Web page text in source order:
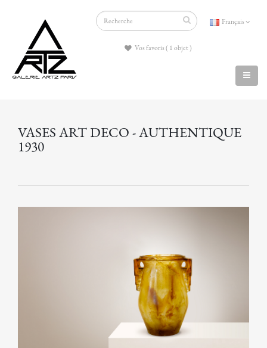
Français
Vos favoris ( 1 objet )
VASES ART DECO - AUTHENTIQUE
1930